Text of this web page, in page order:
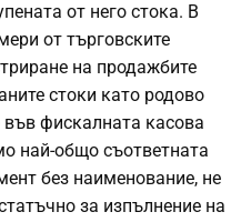
от него стока. В
от търговските
на продажбите
стоки като родово
фискалната касова
най-общо съответната
без наименование, не
за изпълнение на